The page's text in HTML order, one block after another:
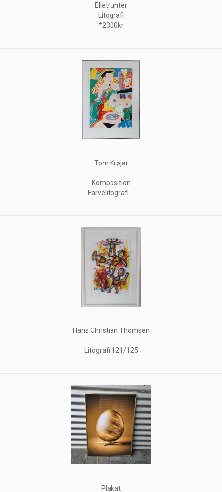
Elletrunter
Litografi
*2300kr
Tom Krøjer
Komposition
Farvelitografi ...
Hans Christian Thomsen
Litografi 121/125
Plakat